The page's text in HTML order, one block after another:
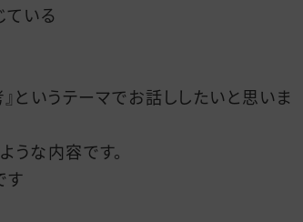
いる
というテーマでお話ししたいと思いま
うな内容です。
す